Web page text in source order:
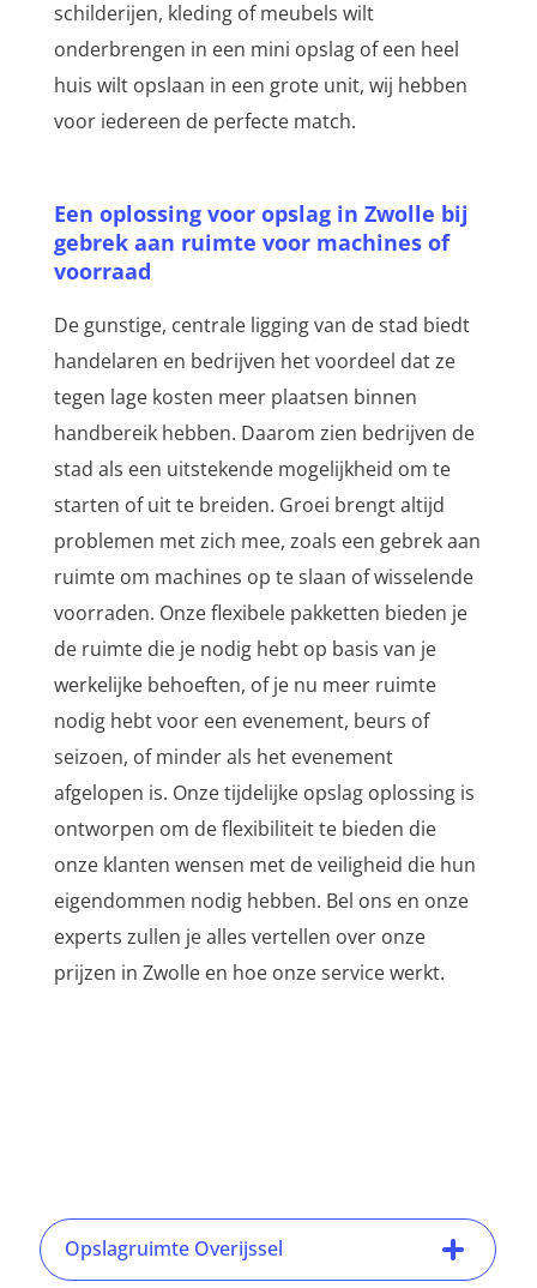
schilderijen, kleding of meubels wilt
onderbrengen in een mini opslag of een heel
huis wilt opslaan in een grote unit, wij hebben
voor iedereen de perfecte match.
Een oplossing voor opslag in Zwolle bij
gebrek aan ruimte voor machines of
voorraad
De gunstige, centrale ligging van de stad biedt
handelaren en bedrijven het voordeel dat ze
tegen lage kosten meer plaatsen binnen
handbereik hebben. Daarom zien bedrijven de
stad als een uitstekende mogelijkheid om te
starten of uit te breiden. Groei brengt altijd
problemen met zich mee, zoals een gebrek aan
ruimte om machines op te slaan of wisselende
voorraden. Onze flexibele pakketten bieden je
de ruimte die je nodig hebt op basis van je
werkelijke behoeften, of je nu meer ruimte
nodig hebt voor een evenement, beurs of
seizoen, of minder als het evenement
afgelopen is. Onze tijdelijke opslag oplossing is
ontworpen om de flexibiliteit te bieden die
onze klanten wensen met de veiligheid die hun
eigendommen nodig hebben. Bel ons en onze
experts zullen je alles vertellen over onze
prijzen in Zwolle en hoe onze service werkt.
Opslagruimte Overijssel